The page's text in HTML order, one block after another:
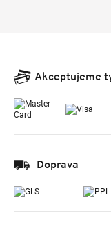
Akceptujeme
Doprava